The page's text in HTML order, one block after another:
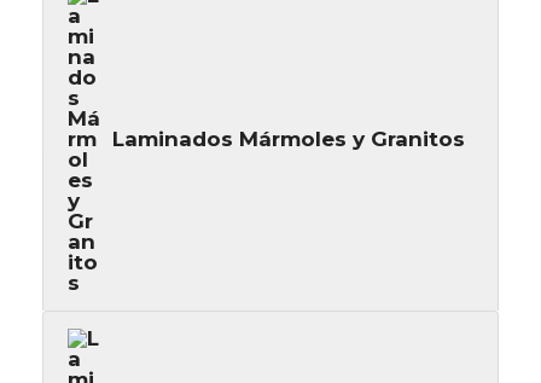
Laminados Mármoles y Granitos